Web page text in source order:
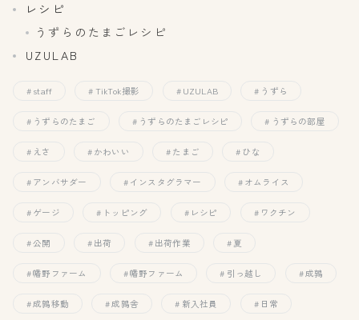
レシピ
うずらのたまごレシピ
UZULAB
staff TikTok撮影 UZULAB うずら
うずらのたまご うずらのたまごレシピ うずらの部屋
えさ かわいい たまご ひな
アンバサダー インスタグラマー オムライス
ゲージ トッピング レシピ ワクチン
公開 出荷 出荷作業 夏
幡野ファーム 幡野ファーム 引っ越し 成鶉
成鶉移動 成鶉舎 新入社員 日常